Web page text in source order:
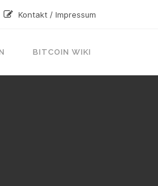
Kontakt / Impressum
BITCOIN WIKI